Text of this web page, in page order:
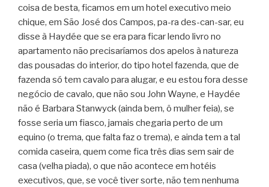
coisa de besta, ficamos em um hotel executivo meio
chique, em São José dos Campos, pa-ra des-can-sar, eu
disse à Haydée que se era para ficar lendo livro no
apartamento não precisaríamos dos apelos à natureza
das pousadas do interior, do tipo hotel fazenda, que de
fazenda só tem cavalo para alugar, e eu estou fora desse
negócio de cavalo, que não sou John Wayne, e Haydée
não é Barbara Stanwyck (ainda bem, ô mulher feia), se
fosse seria um fiasco, jamais chegaria perto de um
equino (o trema, que falta faz o trema), e ainda tem a tal
comida caseira, quem come fica três dias sem sair de
casa (velha piada), o que não acontece em hotéis
executivos, que, se você tiver sorte, não tem nenhuma